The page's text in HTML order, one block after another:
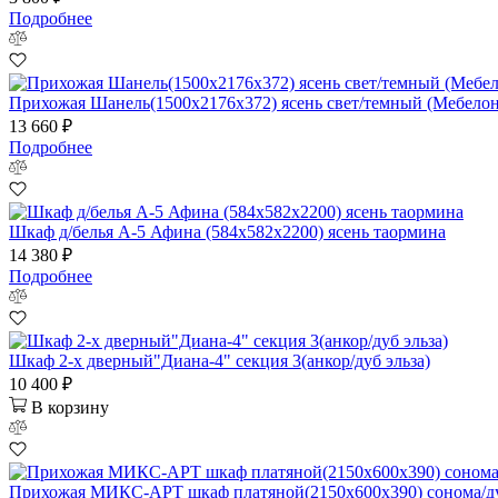
Подробнее
Прихожая Шанель(1500х2176х372) ясень свет/темный
13 660 ₽
Подробнее
Шкаф д/белья А-5 Афина (584х582х2200) ясень таормина
14 380 ₽
Подробнее
Шкаф 2-х дверный"Диана-4" секция 3(анкор/дуб эльза)
10 400 ₽
В корзину
Прихожая МИКС-АРТ шкаф платяной(2150х600х390) сонома/